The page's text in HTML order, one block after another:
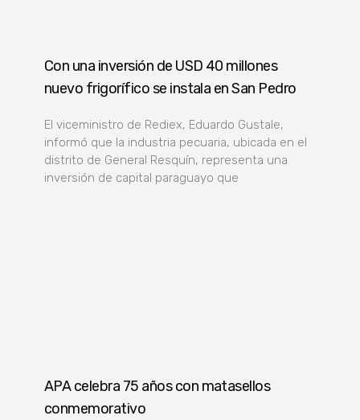
Con una inversión de USD 40 millones
nuevo frigorífico se instala en San Pedro
El viceministro de Rediex, Eduardo Gustale,
informó que la industria pecuaria, ubicada en el
distrito de General Resquín, representa una
inversión de capital paraguayo que
APA celebra 75 años con matasellos
conmemorativo